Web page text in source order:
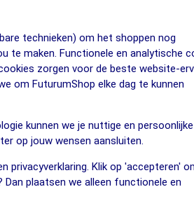
technieken) om het shoppen nog
te maken. Functionele en analytische
zorgen voor de beste website-
om FuturumShop elke dag te kunnen
kunnen we je nuttige en persoonlijke
op jouw wensen aansluiten.
privacyverklaring. Klik op 'accepteren'
Dan plaatsen we alleen functionele en
voor sportliefhebbers en levert
biedt de comfortabele en veilige
in maar via bone-conduction. Je oren
tonen en volle, natuurlijke
kun je de koptelefoon prima
tijdens het bellen die 96,5%4 van
klinkt, van drukke straten tot